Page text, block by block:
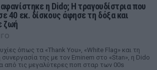
η Dido; Η τραγουδίστρια που
40 εκ. δίσκους άφησε τη δόξα και
ζωή
όπως τα «Thank You», «White Flag» και τη
συνεργασία της με τον Eminem στο «Stan», η Dido
από τις μεγαλύτερες ποπ σταρ των 00s